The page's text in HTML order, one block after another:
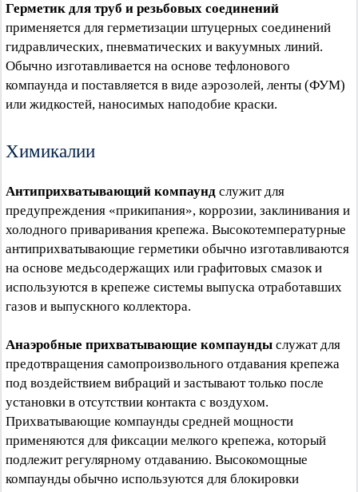
Герметик для труб и резьбовых соединений
применяется для герметизации штуцерных соединений
гидравлических, пневматических и вакуумных линий.
Обычно изготавливается на основе тефлонового
компаунда и поставляется в виде аэрозолей, ленты (ФУМ)
или жидкостей, наносимых наподобие краски.
Химикалии
Антиприхватывающий компаунд служит для
предупреждения «прикипания», коррозии, заклинивания и
холодного приваривания крепежа. Высокотемпературные
антиприхватывающие герметики обычно изготавливаются
на основе медьсодержащих или графитовых смазок и
используются в крепеже системы выпуска отработавших
газов и выпускного коллектора.
Анаэробные прихватывающие компаунды служат для
предотвращения самопроизвольного отдавания крепежа
под воздействием вибраций и застывают только после
установки в отсутствии контакта с воздухом.
Прихватывающие компаунды средней мощности
применяются для фиксации мелкого крепежа, который
подлежит регулярному отдаванию. Высокомощные
компаунды обычно используются для блокировки